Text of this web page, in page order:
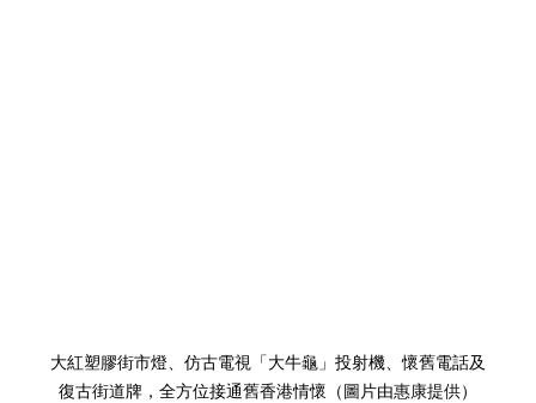
大紅塑膠街市燈、仿古電視「大牛龜」投射機、懷舊電話及
復古街道牌，全方位接通舊香港情懷（圖片由惠康提供）